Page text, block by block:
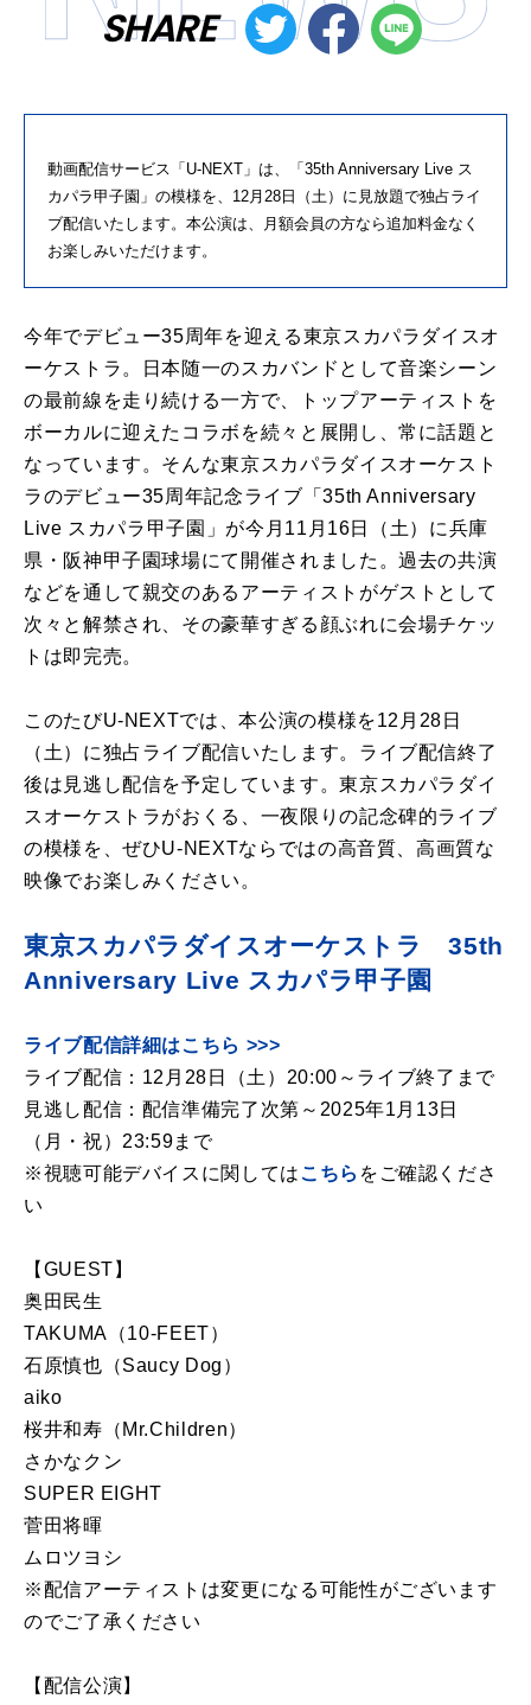
SHARE
動画配信サービス「 U-NEXT 」は、「 35th Anniversary Live ス
カパラ甲子園」の模様を、 12 月 28 日（土）に見放題で独占ライ
ブ配信いたします。本公演は、月額会員の方なら追加料金なく
お楽しみいただけます。
今年でデビュー35周年を迎える東京スカパラダイスオ
ーケストラ。日本随一のスカバンドとして音楽シーン
の最前線を走り続ける一方で、トップアーティストを
ボーカルに迎えたコラボを続々と展開し、常に話題と
なっています。そんな東京スカパラダイスオーケスト
ラのデビュー35周年記念ライブ「35th Anniversary
Live スカパラ甲子園」が今月 11 月 16日（土）に兵庫
県・阪神甲子園球場にて開催されました。過去の共演
などを通して親交のあるアーティストがゲストとして
次々と解禁され、その豪華すぎる顔ぶれに会場チケッ
トは即完売。
このたびU-NEXTでは、本公演の模様を12 月 28 日
（土）に独占ライブ配信いたします。ライブ配信終了
後は見逃し配信を予定しています。東京スカパラダイ
スオーケストラがおくる、一夜限りの記念碑的ライブ
の模様を、ぜひU-NEXTならではの高音質、高画質な
映像でお楽しみください。
東京スカパラダイスオーケストラ 35th
Anniversary Live スカパラ甲子園
ライブ配信詳細はこちら >>>
ライブ配信： 12 月 28 日（土） 20:00 ～ライブ終了まで
見逃し配信：配信準備完了次第～ 2025年1 月 13日
（月・祝） 23:59まで
※視聴可能デバイスに関してはこちら をご確認くださ
い
【GUEST】
奥田民生
TAKUMA（10-FEET）
石原慎也（Saucy Dog）
aiko
桜井和寿（Mr.Children）
さかなクン
SUPER EIGHT
菅田将暉
ムロツヨシ
※配信アーティストは変更になる可能性がございます
のでご了承ください
【配信公演】